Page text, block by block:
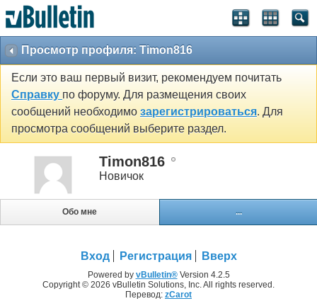
Просмотр профиля: Timon816
Если это ваш первый визит, рекомендуем почитать
Справку по форуму. Для размещения своих
сообщений необходимо зарегистрироваться. Для
просмотра сообщений выберите раздел.
Timon816
Новичок
Обо мне ...
Вход Регистрация Вверх
Powered by vBulletin®Version 4.2.5
Copyright © 2026 vBulletin Solutions, Inc. All rights reserved.
Перевод: zCarot